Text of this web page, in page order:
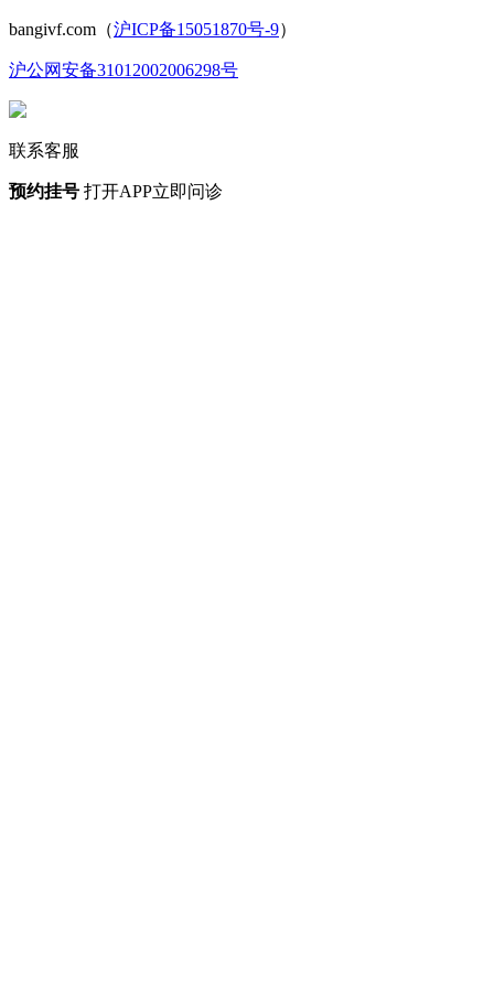
bangivf.com（沪ICP备15051870号-9）
沪公网安备31012002006298号
联系客服
预约挂号 打开APP立即问诊